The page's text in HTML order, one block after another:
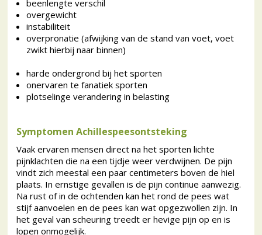
beenlengte verschil
overgewicht
instabiliteit
overpronatie (afwijking van de stand van voet, voet
zwikt hierbij naar binnen)
harde ondergrond bij het sporten
onervaren te fanatiek sporten
plotselinge verandering in belasting
Symptomen Achillespeesontsteking
Vaak ervaren mensen direct na het sporten lichte
pijnklachten die na een tijdje weer verdwijnen. De pijn
vindt zich meestal een paar centimeters boven de hiel
plaats. In ernstige gevallen is de pijn continue aanwezig.
Na rust of in de ochtenden kan het rond de pees wat
stijf aanvoelen en de pees kan wat opgezwollen zijn. In
het geval van scheuring treedt er hevige pijn op en is
lopen onmogelijk.